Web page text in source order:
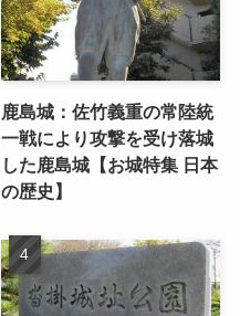
鹿島城：佐竹義重の常陸統
一戦により攻撃を受け落城
した鹿島城【お城特集 日本
の歴史】